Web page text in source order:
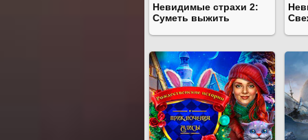
Невидимые страхи 2:
Суметь выжить